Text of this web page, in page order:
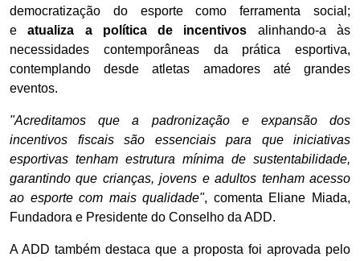
democratização do esporte como ferramenta social;
eatualiza a política de incentivos alinhando-a às
necessidades contemporâneas da prática esportiva,
contemplando desde atletas amadores até grandes
eventos.
"Acreditamos que a padronização e expansão dos
incentivos fiscais são essenciais para que iniciativas
esportivas tenham estrutura mínima de sustentabilidade,
garantindo que crianças, jovens e adultos tenham acesso
ao esporte com mais qualidade", comenta Eliane Miada,
Fundadora e Presidente do Conselho da ADD.
A ADD também destaca que a proposta foi aprovada pelo